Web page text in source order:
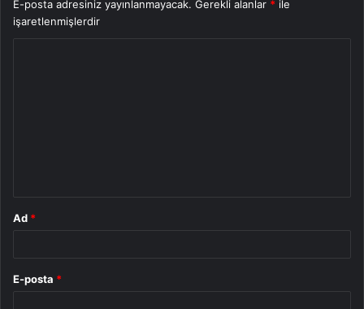
E-posta adresiniz yayınlanmayacak. Gerekli alanlar * ile
işaretlenmişlerdir
Ad *
E-posta *